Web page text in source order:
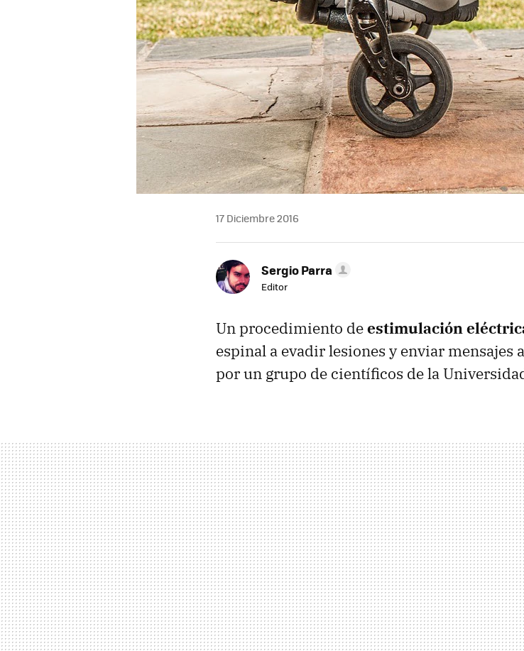
17 Diciembre 2016
Sergio Parra
Editor
Un procedimiento deestimulación
espinal a evadir lesiones y enviar mensajes
por un grupo de científicos de la